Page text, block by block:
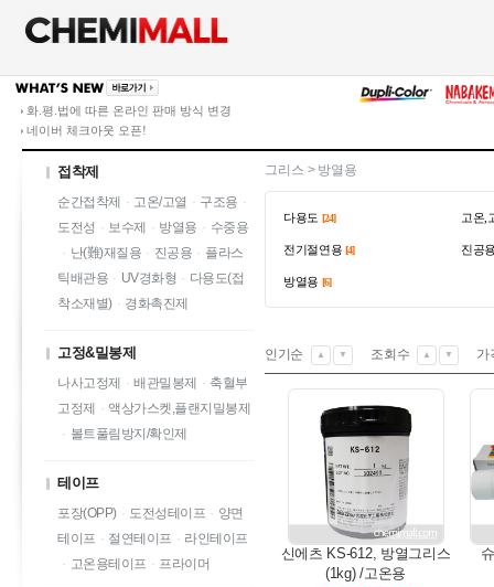
화.평.법에 따른 온라인 판매 방식 변경
네이버 체크아웃 오픈!
접착제
순간접착제 · 고온/고열 · 구조용 ·
도전성 · 보수제 · 방열용 · 수중용
· 난(難)재질용 · 진공용 · 플라스
틱배관용 · UV경화형 · 다용도(접
착소재별) · 경화촉진제
고정&밀봉제
나사고정제 · 배관밀봉제 · 축혈부
고정제
· 액상가스켓,플랜지밀봉제
· 볼트풀림방지/확인제
테이프
포장(OPP) · 도전성테이프 · 양면
테이프 · 절연테이프 · 라인테이프
· 고온용테이프 · 프라이머
그리스 > 방열용
다용도 [24] 고온,
전기절연용 [4] 진공
방열용 [6]
인기순 ▲ ▼ 조회수 ▲ ▼ 가
신에츠 KS-612, 방열그리스
(1kg) /고온용